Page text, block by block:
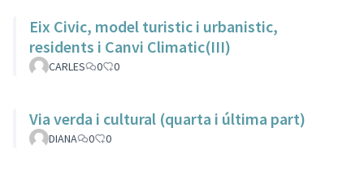
Eix Civic, model turistic i urbanistic,
residents i Canvi Climatic(III)
CARLES 0 0
Via verda i cultural (quarta i última part)
DIANA 0 0